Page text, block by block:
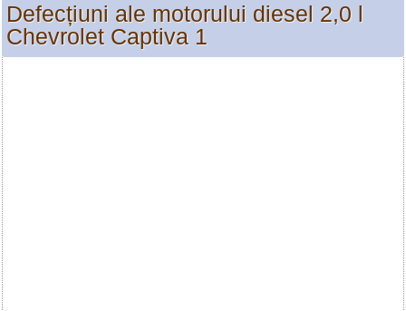
Defecțiuni ale motorului diesel 2,0 l
Chevrolet Captiva 1